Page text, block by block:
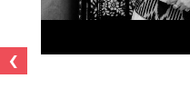
›